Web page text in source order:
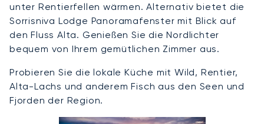
unter Rentierfellen wärmen. Alternativ bietet die
Sorrisniva Lodge Panoramafenster mit Blick auf
den Fluss Alta. Genießen Sie die Nordlichter
bequem von Ihrem gemütlichen Zimmer aus.
Probieren Sie die lokale Küche mit Wild, Rentier,
Alta-Lachs und anderem Fisch aus den Seen und
Fjorden der Region.